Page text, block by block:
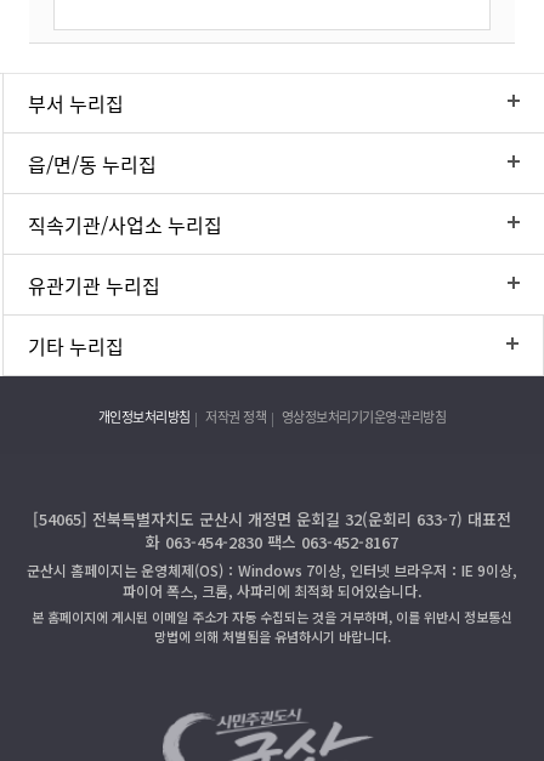
부서 누리집
읍/면/동 누리집
직속기관/사업소 누리집
유관기관 누리집
기타 누리집
개인정보처리방침 저작권 정책 영상정보처리기기운영·관리방침
[54065] 전북특별자치도 군산시 개정면 운회길 32(운회리 633-7) 대표전
화 063-454-2830 팩스 063-452-8167
군산시 홈페이지는 운영체제(OS)：Windows 7이상, 인터넷 브라우저：IE 9이상,
파이어 폭스, 크롬, 사파리에 최적화 되어있습니다.
본 홈페이지에 게시된 이메일 주소가 자동 수집되는 것을 거부하며, 이를 위반시 정보통신
망법에 의해 처벌됨을 유념하시기 바랍니다.